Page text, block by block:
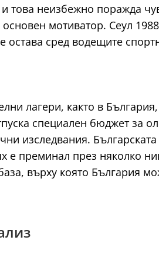
това неизбежно поражда
мотиватор. Сеул
остава сред водещите
лагери, както в
специален бюджет за
изследвания.
е преминал през няколко
върху която България